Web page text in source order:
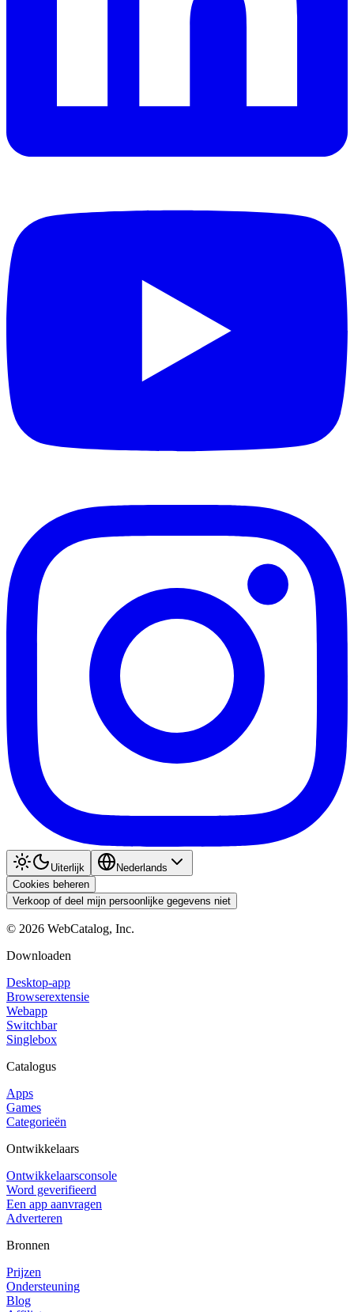
Uiterlijk
Nederlands
Cookies beheren
Verkoop of deel mijn persoonlijke gegevens niet
© 2026 WebCatalog, Inc.
Downloaden
Desktop-app
Browserextensie
Webapp
Switchbar
Singlebox
Catalogus
Apps
Games
Categorieën
Ontwikkelaars
Ontwikkelaarsconsole
Word geverifieerd
Een app aanvragen
Adverteren
Bronnen
Prijzen
Ondersteuning
Blog